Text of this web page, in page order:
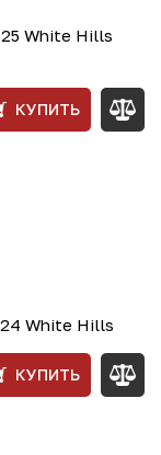
White Hills
КУПИТЬ
24 White Hills
КУПИТЬ